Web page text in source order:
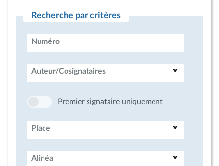
Recherche par critères
Numéro
Auteur/Cosignataires
Premier signataire uniquement
Place
Alinéa